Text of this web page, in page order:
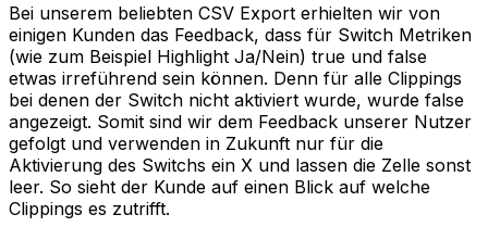
Bei unserem beliebten CSV Export erhielten wir von
einigen Kunden das Feedback, dass für Switch Metriken
(wie zum Beispiel Highlight Ja/Nein) true und false
etwas irreführend sein können. Denn für alle Clippings
bei denen der Switch nicht aktiviert wurde, wurde false
angezeigt. Somit sind wir dem Feedback unserer Nutzer
gefolgt und verwenden in Zukunft nur für die
Aktivierung des Switchs ein X und lassen die Zelle sonst
leer. So sieht der Kunde auf einen Blick auf welche
Clippings es zutrifft.